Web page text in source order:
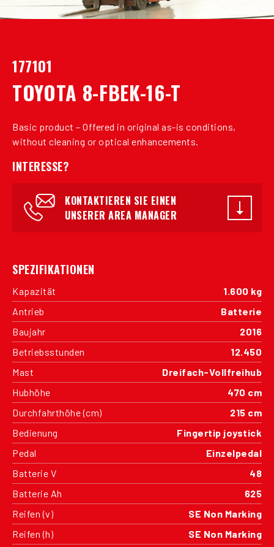
177101
TOYOTA 8-FBEK-16-T
Basic product – Offered in original as-is conditions,
without cleaning or optical enhancements.
INTERESSE?
KONTAKTIEREN SIE EINEN
UNSERER AREA MANAGER
SPEZIFIKATIONEN
Kapazität
1.600 kg
Antrieb
Batterie
Baujahr
2016
Betriebsstunden
12.450
Mast
Dreifach-Vollfreihub
Hubhöhe
470 cm
Durchfahrthöhe (cm)
215 cm
Bedienung
Fingertip joystick
Pedal
Einzelpedal
Batterie V
48
Batterie Ah
625
Reifen (v)
SE Non Marking
Reifen (h)
SE Non Marking